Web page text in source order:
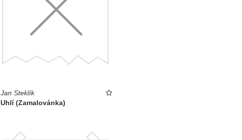
Jan Steklík
Uhlí (Zamalovánka)